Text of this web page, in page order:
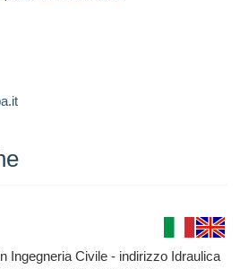
Ingegneria Civile - indirizzo Idraulica